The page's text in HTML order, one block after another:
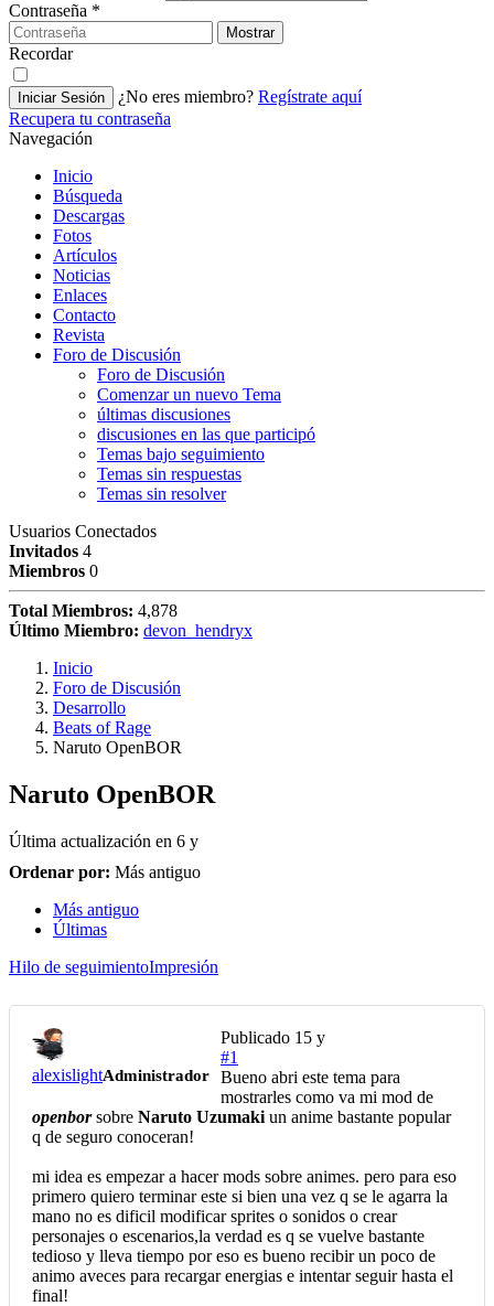
Contraseña *
Mostrar
Recordar
Iniciar Sesión ¿No eres miembro? Regístrate aquí
Recupera tu contraseña
Navegación
Inicio
Búsqueda
Descargas
Fotos
Artículos
Noticias
Enlaces
Contacto
Revista
Foro de Discusión
Foro de Discusión
Comenzar un nuevo Tema
últimas discusiones
discusiones en las que participó
Temas bajo seguimiento
Temas sin respuestas
Temas sin resolver
Usuarios Conectados
Invitados 4
Miembros 0
Total Miembros: 4,878
Último Miembro: devon_hendryx
Inicio
Foro de Discusión
Desarrollo
Beats of Rage
Naruto OpenBOR
Naruto OpenBOR
Última actualización en 6 y
Ordenar por: Más antiguo
Más antiguo
Últimas
Hilo de seguimientoImpresión
alexislightAdministrador
Publicado 15 y
#1
Bueno abri este tema para
mostrarles como va mi mod de
openborsobre Naruto Uzumaki un anime bastante popular
q de seguro conoceran!
mi idea es empezar a hacer mods sobre animes. pero para eso
primero quiero terminar este si bien una vez q se le agarra la
mano no es dificil modificar sprites o sonidos o crear
personajes o escenarios,la verdad es q se vuelve bastante
tedioso y lleva tiempo por eso es bueno recibir un poco de
animo aveces para recargar energias e intentar seguir hasta el
final!